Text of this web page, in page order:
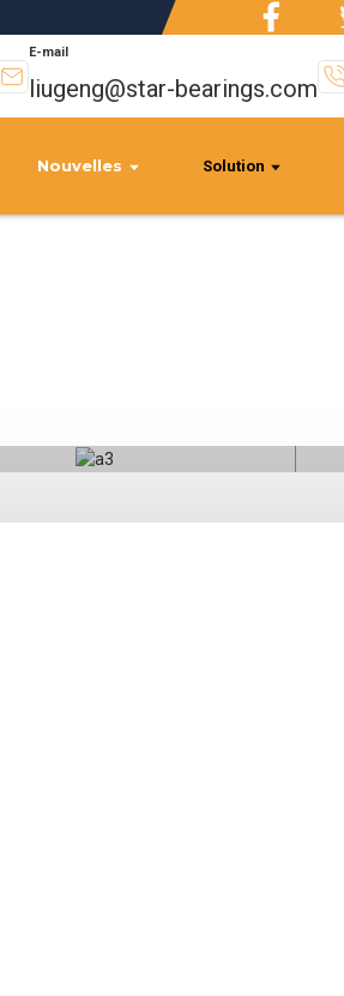
E-mail
liugeng@star-bearings.com
Nouvelles Solution